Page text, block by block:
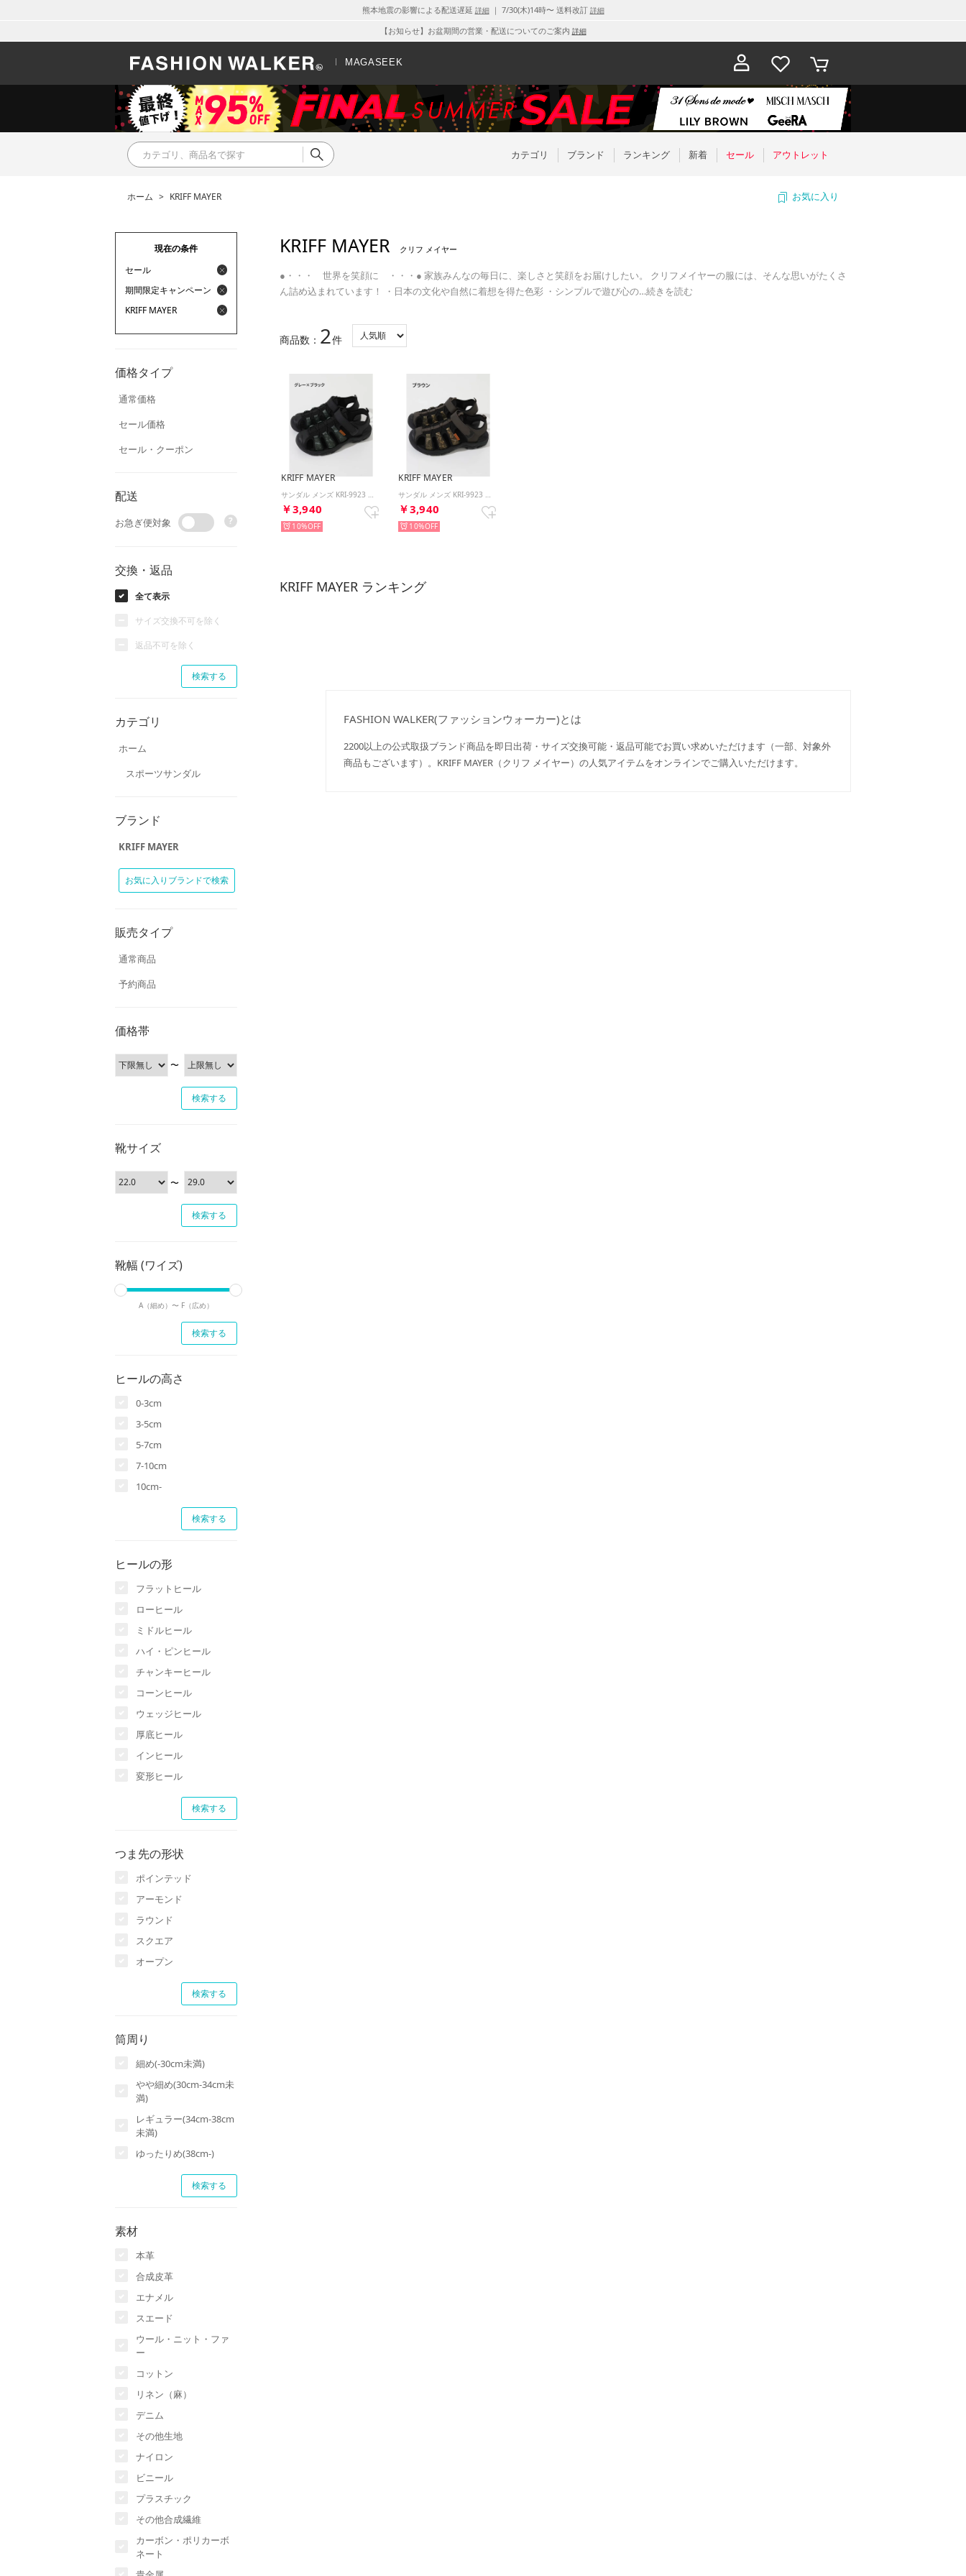
熊本地震の影響による配送遅延 詳細｜ 7/30(木)14時〜 送料改訂 詳細
【お知らせ】お盆期間の営業・配送についてのご案内 詳細
MAGASEEK
お気に入
り
カート
カテゴリ ブランド ランキング 新着 セール アウトレット
ホーム > KRIFF MAYER お気に入り
現在の条件
セール
期間限定キャンペーン
KRIFF MAYER
価格タイプ
通常価格
セール価格
セール・クーポン
配送
お急ぎ便対象 ?
交換・返品
全て表示
サイズ交換不可を除く
返品不可を除く
カテゴリ
ホーム
スポーツサンダル
ブランド
KRIFF MAYER
お気に入りブランドで検索
販売タイプ
通常商品
予約商品
価格帯
〜
靴サイズ
〜
靴幅 (ワイズ)
A（細め）〜 F（広め）
ヒールの高さ
0-3cm
3-5cm
5-7cm
7-10cm
10cm-
ヒールの形
フラットヒール
ローヒール
ミドルヒール
ハイ・ピンヒール
チャンキーヒール
コーンヒール
ウェッジヒール
厚底ヒール
インヒール
変形ヒール
つま先の形状
ポインテッド
アーモンド
ラウンド
スクエア
オープン
筒周り
細め(-30cm未満)
やや細め(30cm-34cm未
満)
レギュラー(34cm-38cm
未満)
ゆったりめ(38cm-)
素材
本革
合成皮革
エナメル
スエード
ウール・ニット・ファ
ー
コットン
リネン（麻）
デニム
その他生地
ナイロン
ビニール
プラスチック
その他合成繊維
カーボン・ポリカーボ
ネート
KRIFF MAYER クリフ メイヤー
●・・・ 世界を笑顔に ・・・● 家族みんなの毎日に、楽しさと笑顔をお届けしたい。 クリフメイヤーの服には、そんな思いがたくさ
ん詰め込まれています！ ・日本の文化や自然に着想を得た色彩 ・シンプルで遊び心の…続きを読む
商品数： 2件
KRIFF MAYER
￥3,940
10%
KRIFF MAYER
￥3,940
10%
KRIFF MAYER ランキング
FASHION WALKER(ファッションウォーカー)とは
2200以上の公式取扱ブランド商品を即日出荷・サイズ交換可能・返品可能でお買い求めいただけます（一部、対象外
商品もございます）。KRIFF MAYER（クリフ メイヤー）の人気アイテムをオンラインでご購入いただけます。